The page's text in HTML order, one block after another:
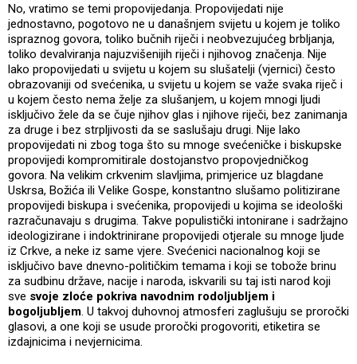
No, vratimo se temi propovijedanja. Propovijedati nije
jednostavno, pogotovo ne u današnjem svijetu u kojem je toliko
ispraznog govora, toliko bučnih riječi i neobvezujućeg brbljanja,
toliko devalviranja najuzvišenijih riječi i njihovog značenja. Nije
lako propovijedati u svijetu u kojem su slušatelji (vjernici) često
obrazovaniji od svećenika, u svijetu u kojem se važe svaka riječ i
u kojem često nema želje za slušanjem, u kojem mnogi ljudi
isključivo žele da se čuje njihov glas i njihove riječi, bez zanimanja
za druge i bez strpljivosti da se saslušaju drugi. Nije lako
propovijedati ni zbog toga što su mnoge svećeničke i biskupske
propovijedi kompromitirale dostojanstvo propovjedničkog
govora. Na velikim crkvenim slavljima, primjerice uz blagdane
Uskrsa, Božića ili Velike Gospe, konstantno slušamo politizirane
propovijedi biskupa i svećenika, propovijedi u kojima se ideološki
razračunavaju s drugima. Takve populistički intonirane i sadržajno
ideologizirane i indoktrinirane propovijedi otjerale su mnoge ljude
iz Crkve, a neke iz same vjere. Svećenici nacionalnog koji se
isključivo bave dnevno-političkim temama i koji se tobože brinu
za sudbinu države, nacije i naroda, iskvarili su taj isti narod koji
sve svoje zloće pokriva navodnim rodoljubljem i
bogoljubljem . U takvoj duhovnoj atmosferi zaglušuju se proročki
glasovi, a one koji se usude proročki progovoriti, etiketira se
izdajnicima i nevjernicima.